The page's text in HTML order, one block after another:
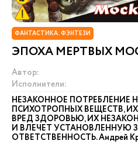
ФАНТАСТИКА. ФЭНТЕЗИ
ЭПОХА МЕРТВЫХ
Автор:
Исполнители:
НЕЗАКОННОЕ ПОТРЕБЛЕНИЕ
ПСИХОТРОПНЫХ ВЕЩЕСТВ,
ВРЕД ЗДОРОВЬЮ, ИХ
И ВЛЕЧЕТ УСТАНОВЛЕННУЮ
ОТВЕТСТВЕННОСТЬ. Андрей